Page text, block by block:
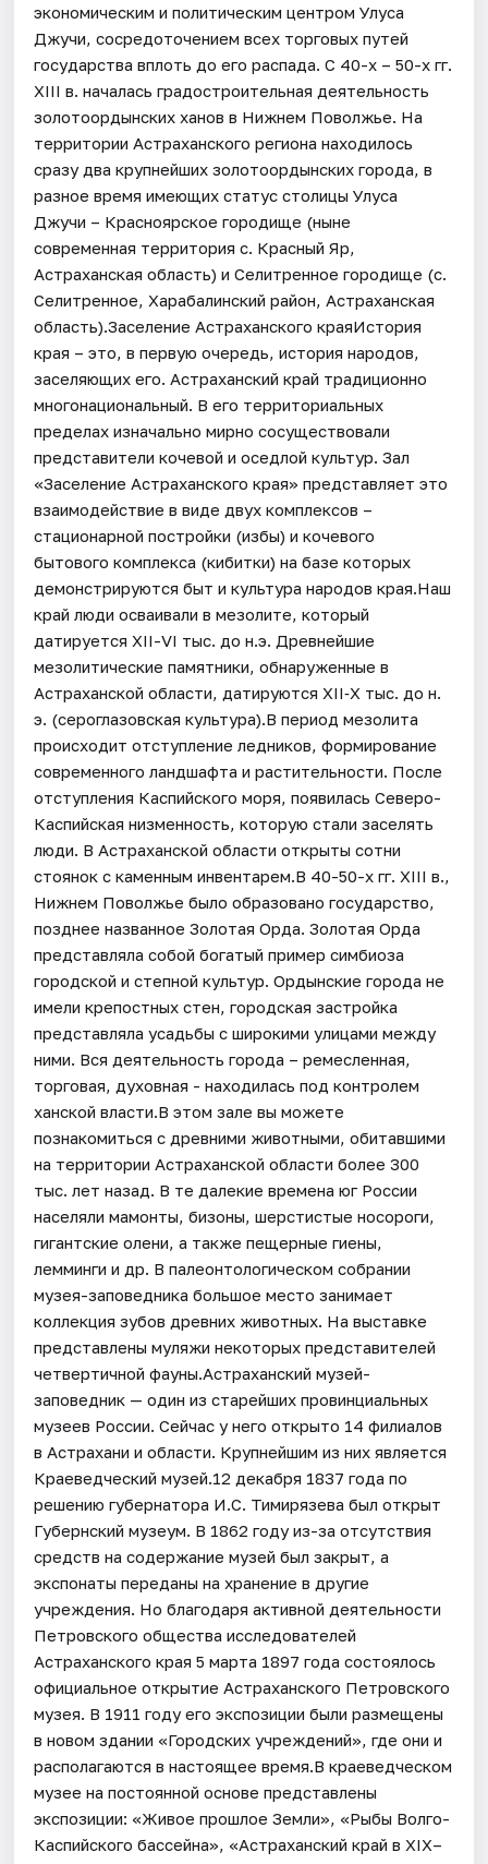
экономическим и политическим центром Улуса
Джучи, сосредоточением всех торговых путей
государства вплоть до его распада. С 40-х – 50-х гг.
XIII в. началась градостроительная деятельность
золотоордынских ханов в Нижнем Поволжье. На
территории Астраханского региона находилось
сразу два крупнейших золотоордынских города, в
разное время имеющих статус столицы Улуса
Джучи – Красноярское городище (ныне
современная территория с. Красный Яр,
Астраханская область) и Селитренное городище (с.
Селитренное, Харабалинский район, Астраханская
область).Заселение Астраханского краяИстория
края – это, в первую очередь, история народов,
заселяющих его. Астраханский край традиционно
многонациональный. В его территориальных
пределах изначально мирно сосуществовали
представители кочевой и оседлой культур. Зал
«Заселение Астраханского края» представляет это
взаимодействие в виде двух комплексов –
стационарной постройки (избы) и кочевого
бытового комплекса (кибитки) на базе которых
демонстрируются быт и культура народов края.Наш
край люди осваивали в мезолите, который
датируется XII-VI тыс. до н.э. Древнейшие
мезолитические памятники, обнаруженные в
Астраханской области, датируются XII‐X тыс. до н.
э. (сероглазовская культура).В период мезолита
происходит отступление ледников, формирование
современного ландшафта и растительности. После
отступления Каспийского моря, появилась Северо-
Каспийская низменность, которую стали заселять
люди. В Астраханской области открыты сотни
стоянок с каменным инвентарем.В 40-50-х гг. XIII в.,
Нижнем Поволжье было образовано государство,
позднее названное Золотая Орда. Золотая Орда
представляла собой богатый пример симбиоза
городской и степной культур. Ордынские города не
имели крепостных стен, городская застройка
представляла усадьбы с широкими улицами между
ними. Вся деятельность города – ремесленная,
торговая, духовная - находилась под контролем
ханской власти.В этом зале вы можете
познакомиться с древними животными, обитавшими
на территории Астраханской области более 300
тыс. лет назад. В те далекие времена юг России
населяли мамонты, бизоны, шерстистые носороги,
гигантские олени, а также пещерные гиены,
лемминги и др. В палеонтологическом собрании
музея-заповедника большое место занимает
коллекция зубов древних животных. На выставке
представлены муляжи некоторых представителей
четвертичной фауны.Астраханский музей-
заповедник — один из старейших провинциальных
музеев России. Сейчас у него открыто 14 филиалов
в Астрахани и области. Крупнейшим из них является
Краеведческий музей.12 декабря 1837 года по
решению губернатора И.С. Тимирязева был открыт
Губернский музеум. В 1862 году из-за отсутствия
средств на содержание музей был закрыт, а
экспонаты переданы на хранение в другие
учреждения. Но благодаря активной деятельности
Петровского общества исследователей
Астраханского края 5 марта 1897 года состоялось
официальное открытие Астраханского Петровского
музея. В 1911 году его экспозиции были размещены
в новом здании «Городских учреждений», где они и
располагаются в настоящее время.В краеведческом
музее на постоянной основе представлены
экспозиции: «Живое прошлое Земли», «Рыбы Волго-
Каспийского бассейна», «Астраханский край в XIX–